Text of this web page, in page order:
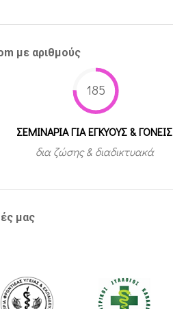
με αριθμούς
185
ΣΕΜΙΝΑΡΙΑ ΓΙΑ ΕΓΚΥΟΥΣ & ΓΟΝΕΙΣ
δια ζώσης & διαδικτυακά
μας